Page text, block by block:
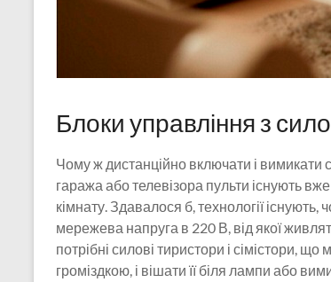
Блоки управління з
Чому ж дистанційно включати і вимикати
гаража або телевізора пульти існують
кімнату. Здавалося б, технології існують,
мережева напруга в 220 В, від якої
потрібні силові тиристори і сімістори,
громіздкою, і вішати її біля лампи або